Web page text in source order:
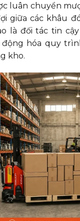
luân chuyển
giữa các khâu
là đối tác tin
hóa quy
kho.